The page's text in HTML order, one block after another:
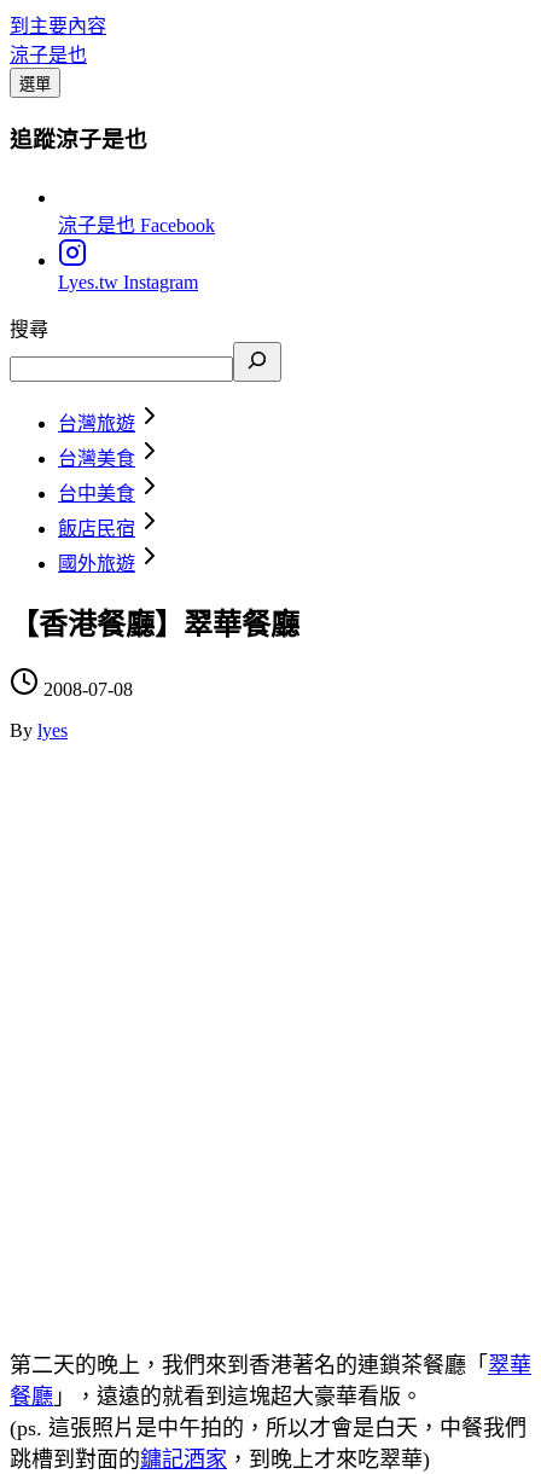
到主要內容
涼子是也
選單
追蹤涼子是也
涼子是也 Facebook
Lyes.tw Instagram
搜尋
台灣旅遊
台灣美食
台中美食
飯店民宿
國外旅遊
【香港餐廳】翠華餐廳
2008-07-08
By lyes
第二天的晚上，我們來到香港著名的連鎖茶餐廳「 翠華
餐廳 」，遠遠的就看到這塊超大豪華看版。
(ps. 這張照片是中午拍的，所以才會是白天，中餐我們
跳槽到對面的鏞記酒家 ，到晚上才來吃翠華)